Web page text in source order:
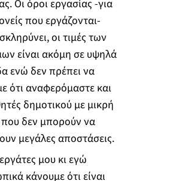
Οι όροι εργασίας -για
που εργάζονται-
οι τιμές των
είναι ακόμη σε υψηλά
ενώ δεν πρέπει να
ότι αναφερόμαστε και
δημοτικού με μικρή
που δεν μπορούν να
μεγάλες αποστάσεις.
μου κι εγώ
κάνουμε ότι είναι